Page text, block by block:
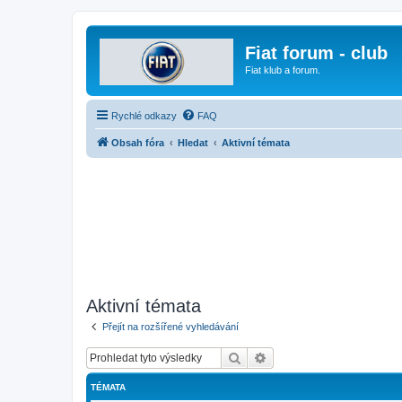
Fiat forum - club
Fiat klub a forum.
Rychlé odkazy FAQ
Obsah fóra Hledat Aktivní témata
Aktivní témata
Přejít na rozšířené vyhledávání
Hledat
TÉMATA